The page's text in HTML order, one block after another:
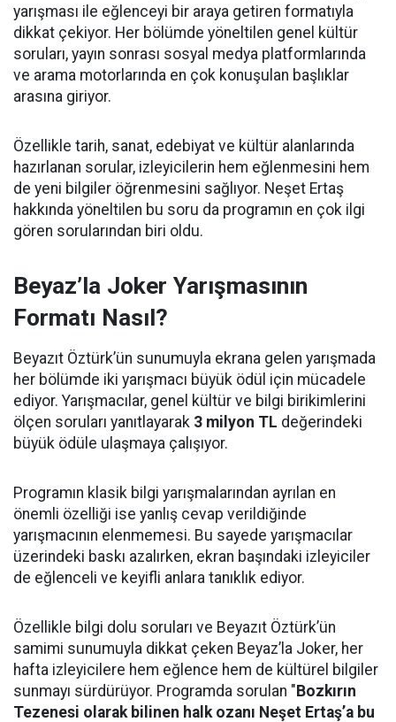
yarışması ile eğlenceyi bir araya getiren formatıyla
dikkat çekiyor. Her bölümde yöneltilen genel kültür
soruları, yayın sonrası sosyal medya platformlarında
ve arama motorlarında en çok konuşulan başlıklar
arasına giriyor.
Özellikle tarih, sanat, edebiyat ve kültür alanlarında
hazırlanan sorular, izleyicilerin hem eğlenmesini hem
de yeni bilgiler öğrenmesini sağlıyor. Neşet Ertaş
hakkında yöneltilen bu soru da programın en çok ilgi
gören sorularından biri oldu.
Beyaz’la Joker Yarışmasının
Formatı Nasıl?
Beyazıt Öztürk’ün sunumuyla ekrana gelen yarışmada
her bölümde iki yarışmacı büyük ödül için mücadele
ediyor. Yarışmacılar, genel kültür ve bilgi birikimlerini
ölçen soruları yanıtlayarak 3 milyon TL değerindeki
büyük ödüle ulaşmaya çalışıyor.
Programın klasik bilgi yarışmalarından ayrılan en
önemli özelliği ise yanlış cevap verildiğinde
yarışmacının elenmemesi. Bu sayede yarışmacılar
üzerindeki baskı azalırken, ekran başındaki izleyiciler
de eğlenceli ve keyifli anlara tanıklık ediyor.
Özellikle bilgi dolu soruları ve Beyazıt Öztürk’ün
samimi sunumuyla dikkat çeken Beyaz’la Joker, her
hafta izleyicilere hem eğlence hem de kültürel bilgiler
sunmayı sürdürüyor. Programda sorulan " Bozkırın
Tezenesi olarak bilinen halk ozanı Neşet Ertaş’a bu